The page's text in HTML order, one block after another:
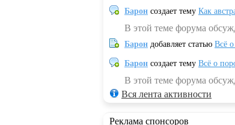
Барон создает тему Как
В этой теме форума
Барон добавляет статью Всё о
Барон создает тему Всё о
В этой теме форума
Вся лента активности
Реклама спонсоров